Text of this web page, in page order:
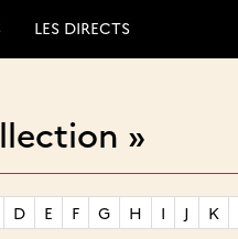
LES DIRECTS
»
D E F G H I J K